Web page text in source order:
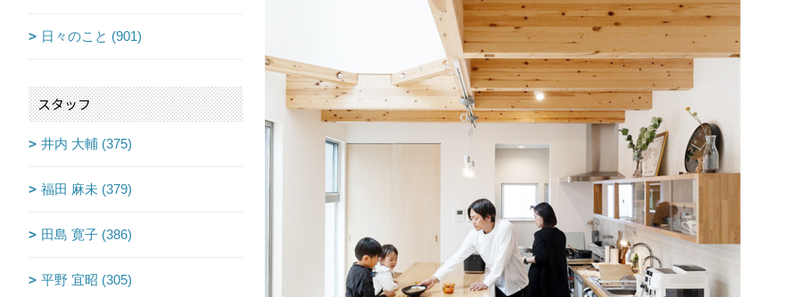
日々のこと (901)
スタッフ
井内 大輔 (375)
福田 麻未 (379)
田島 寛子 (386)
平野 宜昭 (305)